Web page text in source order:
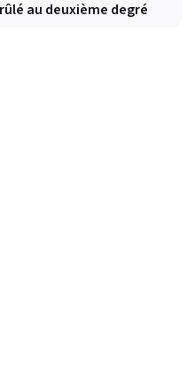
au deuxième degré